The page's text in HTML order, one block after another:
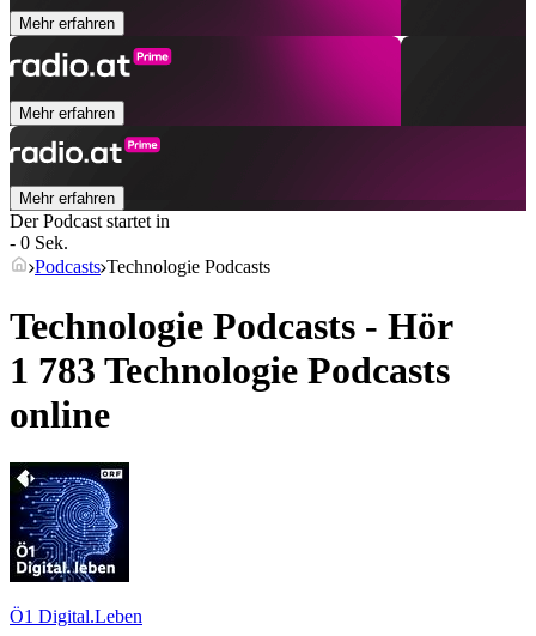
Mehr erfahren
Mehr erfahren
Mehr erfahren
Der Podcast startet in
- 0 Sek.
Podcasts Technologie Podcasts
Technologie Podcasts - Hör
1 783 Technologie Podcasts
online
Ö1 Digital.Leben